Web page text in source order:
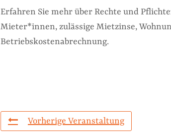
Erfahren Sie mehr über Rechte und
Mieter*innen, zulässige Mietzinse,
Betriebskostenabrechnung.
Vorherige Veranstaltung